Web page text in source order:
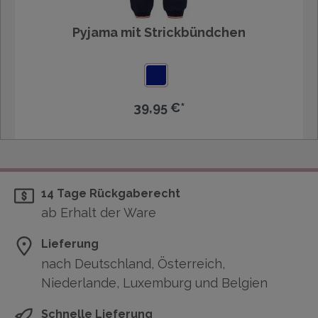
Pyjama mit Strickbündchen
39,95 €*
14 Tage Rückgaberecht
ab Erhalt der Ware
Lieferung
nach Deutschland, Österreich,
Niederlande, Luxemburg und Belgien
Schnelle Lieferung